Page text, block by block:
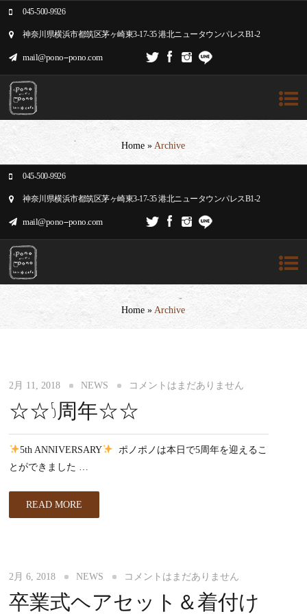
045-500-9926
神奈川県横浜市都筑区茅ヶ崎東3-17-35 港北ニュータウンパレスB1-2
mail@pono--pono.com
Home »Archive
045-500-9926
神奈川県横浜市都筑区茅ヶ崎東3-17-35 港北ニュータウンパレスB1-2
mail@pono--pono.com
Home »Archive
2月 11, 2018 NEWS コメントはまだありません
☆☆5周年☆☆
5th ANNIVERSARY
ㅤㅤㅤㅤㅤㅤㅤㅤㅤㅤㅤㅤㅤ ポノポノは本日で5周年を迎えるこ
とができました …
READ MORE
2月 6, 2018 NEWS コメントはまだありません
卒業式ヘアセット＆着付け